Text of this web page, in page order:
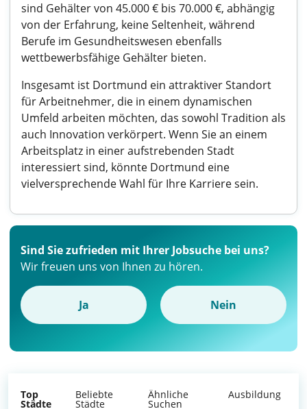
sind Gehälter von 45.000 € bis 70.000 €, abhängig
von der Erfahrung, keine Seltenheit, während
Berufe im Gesundheitswesen ebenfalls
wettbewerbsfähige Gehälter bieten.
Insgesamt ist Dortmund ein attraktiver Standort
für Arbeitnehmer, die in einem dynamischen
Umfeld arbeiten möchten, das sowohl Tradition als
auch Innovation verkörpert. Wenn Sie an einem
Arbeitsplatz in einer aufstrebenden Stadt
interessiert sind, könnte Dortmund eine
vielversprechende Wahl für Ihre Karriere sein.
Sind Sie zufrieden mit Ihrer Jobsuche bei uns?
Wir freuen uns von Ihnen zu hören.
Ja Nein
Top
Städte
Beliebte
Städte
Ähnliche
Suchen
Ausbildung